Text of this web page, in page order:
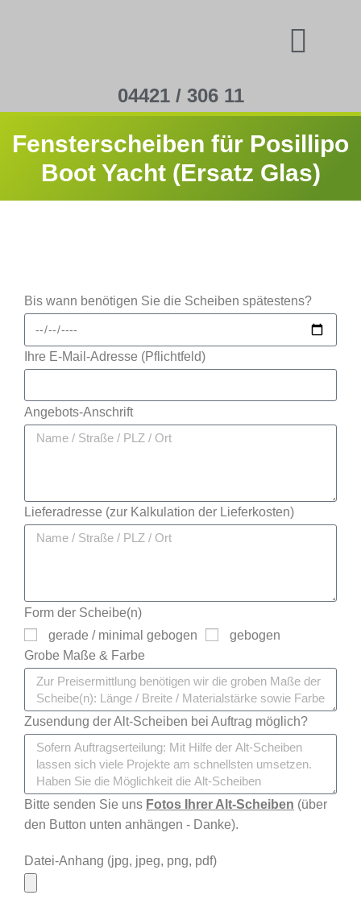
04421 / 306 11
Fensterscheiben für Posillipo
Boot Yacht (Ersatz Glas)
Bis wann benötigen Sie die Scheiben spätestens?
Ihre E-Mail-Adresse (Pflichtfeld)
Angebots-Anschrift
Lieferadresse (zur Kalkulation der Lieferkosten)
Form der Scheibe(n)
gerade / minimal gebogen
gebogen
Grobe Maße & Farbe
Zusendung der Alt-Scheiben bei Auftrag möglich?
Bitte senden Sie uns Fotos Ihrer Alt-Scheiben (über
den Button unten anhängen - Danke).
Datei-Anhang (jpg, jpeg, png, pdf)